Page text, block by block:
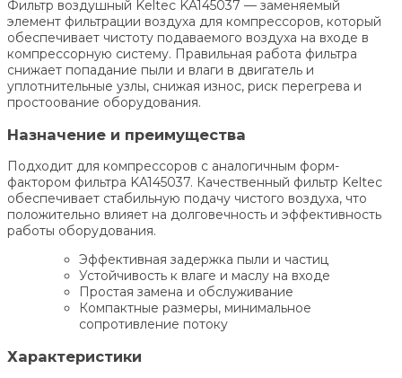
Фильтр воздушный Keltec KA145037 — заменяемый
элемент фильтрации воздуха для компрессоров, который
обеспечивает чистоту подаваемого воздуха на входе в
компрессорную систему. Правильная работа фильтра
снижает попадание пыли и влаги в двигатель и
уплотнительные узлы, снижая износ, риск перегрева и
простоование оборудования.
Назначение и преимущества
Подходит для компрессоров с аналогичным форм-
фактором фильтра KA145037. Качественный фильтр Keltec
обеспечивает стабильную подачу чистого воздуха, что
положительно влияет на долговечность и эффективность
работы оборудования.
Эффективная задержка пыли и частиц
Устойчивость к влаге и маслу на входе
Простая замена и обслуживание
Компактные размеры, минимальное
сопротивление потоку
Характеристики